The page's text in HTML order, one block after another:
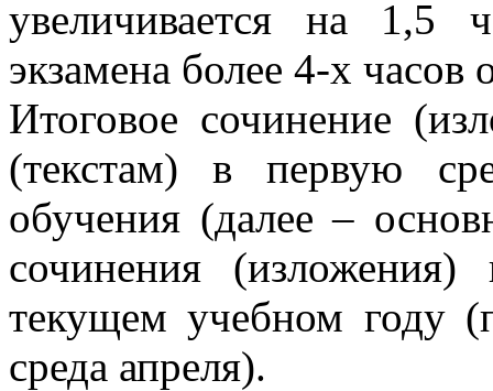
увеличивается на 1,5
экзамена более 4-х часов
Итоговое сочинение
(текстам) в первую
обучения (далее –
сочинения
текущем учебном году
среда апреля).